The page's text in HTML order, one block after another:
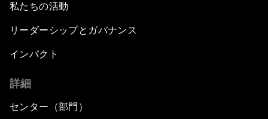
私たちの活動
リーダーシップとガバナンス
インパクト
詳細
センター（部門）